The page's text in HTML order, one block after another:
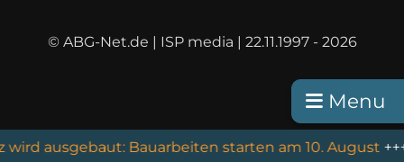
Menu
© ABG-Net.de | ISP media | 22.11.1997 - 2026
Bauarbeiten starten am 10. August+++Wenn